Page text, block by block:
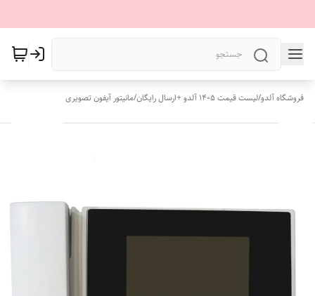
فروشگاه آلدو/لیست قیمت 1405 آلدو +ارسال رایگان /مانیتور آیفون تصویری